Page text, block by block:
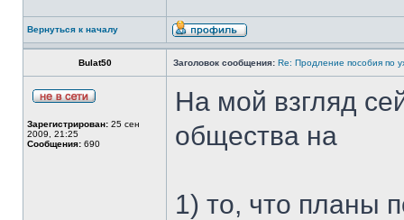
Вернуться к началу
Bulat50 Заголовок сообщения: Re: Продление пособия по
Зарегистрирован: 25 сен
2009, 21:25
Сообщения: 690
На мой взгляд
общества на
1) то, что планы